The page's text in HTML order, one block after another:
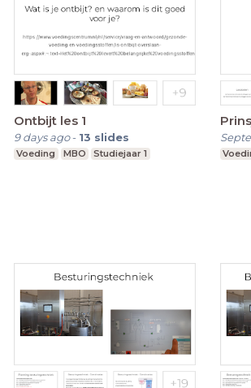
Ontbijt les 1
9 days ago- 13 slides
Voeding MBO Studiejaar 1